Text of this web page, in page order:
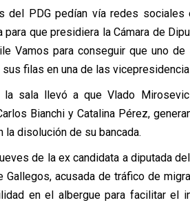
del PDG pedían vía redes sociales
que presidiera la Cámara de
Vamos para conseguir que uno
filas en una de las
sala llevó a que Vlado
Bianchi y Catalina Pérez,
disolución de su bancada.
de la ex candidata a diputada
Gallegos, acusada de tráfico de
en el albergue para facilitar el